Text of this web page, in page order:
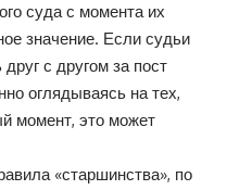
суда с момента их
значение. Если судьи
с другом за пост
оглядываясь на тех,
момент, это может
«старшинства», по